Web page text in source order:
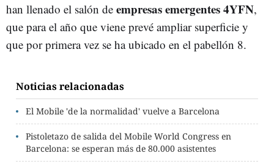
han llenado el salón de empresas emergentes 4YFN,
que para el año que viene prevé ampliar superficie y
que por primera vez se ha ubicado en el pabellón 8.
Noticias relacionadas
El Mobile 'de la normalidad' vuelve a Barcelona
Pistoletazo de salida del Mobile World Congress en
Barcelona: se esperan más de 80.000 asistentes